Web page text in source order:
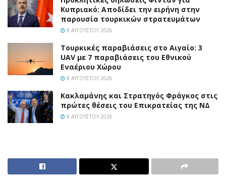
Κυπριακό: Αποδίδει την ειρήνη στην
παρουσία τουρκικών στρατευμάτων
8 ΑΥΓΟΎΣΤΟΥ 2026
Τουρκικές παραβιάσεις στο Αιγαίο: 3
UAV με 7 παραβιάσεις του Εθνικού
Εναέριου Χώρου
8 ΑΥΓΟΎΣΤΟΥ 2026
Κακλαμάνης και Στρατηγός Φράγκος στις
πρώτες θέσεις του Επικρατείας της ΝΔ
8 ΑΥΓΟΎΣΤΟΥ 2026